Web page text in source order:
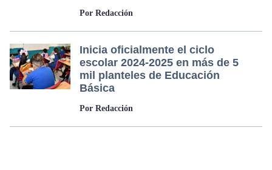
Por Redacción
Inicia oficialmente el ciclo
escolar 2024-2025 en más de 5
mil planteles de Educación
Básica
Por Redacción